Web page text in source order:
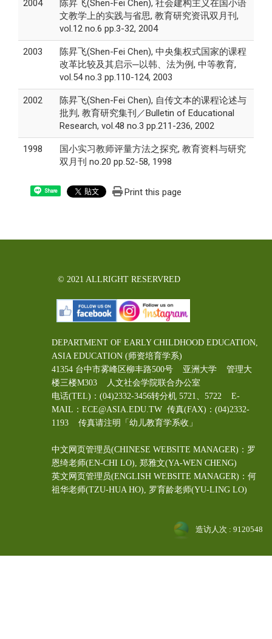
2004
陈昇飞(Shen-Fei Chen), 社会建构主义在国小语
文教学上的实践与省思, 教育研究资讯双月刊,
vol.12 no.6 pp.3-32, 2004
2003
陈昇飞(Shen-Fei Chen), 中央集权式国家的课程
改革比较及其启示─以韩、法为例, 中等教育,
vol.54 no.3 pp.110-124, 2003
2002
陈昇飞(Shen-Fei Chen), 自传文本的课程论述与
批判, 教育研究集刊／Bulletin of Educational
Research, vol.48 no.3 pp.211-236, 2002
1998
国小实习教师评量方法之探究, 教育资料与研究
双月刊 no.20 pp.52-58, 1998
Share Print this page
© 2021 ALLRIGHT RESERVRED
DEPARTMENT OF EARLY CHILDHOOD EDUCATION,
ASIA EDUCATION (师资培育学系)
41354 台中市雾峰区柳丰路500号 亚洲大学 管理大
楼三楼M303 人文社会学院联合办公室
电话(TEL)：(04)2332-3456转分机 5721、5722 E-
MAIL：ECE@ASIA.EDU.TW 传真(FAX)：(04)2332-
1193 传真请注明「幼儿教育学系收」
中文网页管理员(CHINESE WEBSITE MANAGER)：罗
恩绮老师(EN-CHI LO) , 郑雅文(YA-WEN CHENG)
英文网页管理员(ENGLISH WEBSITE MANAGER)：何
祖华老师(TZU-HUA HO), 罗育龄老师(YU-LING LO)
造访人次 : 9120548